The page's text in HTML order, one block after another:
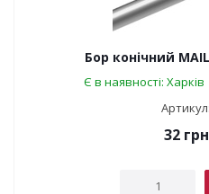
Бор конічний
Є в наявності: Харків
32